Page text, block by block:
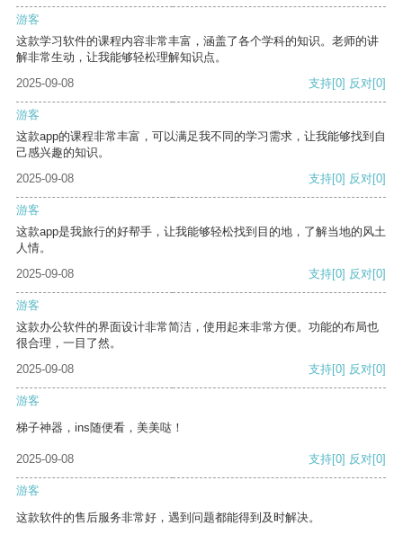
游客
这款学习软件的课程内容非常丰富，涵盖了各个学科的知识。老师的讲
解非常生动，让我能够轻松理解知识点。
2025-09-08
支持[0] 反对[0]
游客
这款app的课程非常丰富，可以满足我不同的学习需求，让我能够找到自
己感兴趣的知识。
2025-09-08
支持[0] 反对[0]
游客
这款app是我旅行的好帮手，让我能够轻松找到目的地，了解当地的风土
人情。
2025-09-08
支持[0] 反对[0]
游客
这款办公软件的界面设计非常简洁，使用起来非常方便。功能的布局也
很合理，一目了然。
2025-09-08
支持[0] 反对[0]
游客
梯子神器，ins随便看，美美哒！
2025-09-08 支持[0] 反对[0]
游客
这款软件的售后服务非常好，遇到问题都能得到及时解决。